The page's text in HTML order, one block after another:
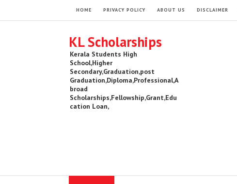
HOME PRIVACY POLICY ABOUT US DISCLAIMER
KL Scholarships
Kerala Students High
School,Higher
Secondary,Graduation,post
Graduation,Diploma,Professional,A
broad
Scholarships,Fellowship,Grant,Edu
cation Loan,